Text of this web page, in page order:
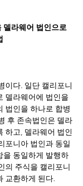
델라웨어 법인으로
이다. 일단 캘리포니
델라웨어에 법인을
법인을 하나로 합병
후 존속법인은 델라
하고, 델라웨어 법인
포니아 법인과 동일
을 동일하게 발행하
의 주식을 캘리포니
교환하게 된다.